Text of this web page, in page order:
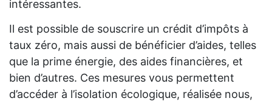
intéressantes.
Il est possible de souscrire un crédit d’impôts à
taux zéro, mais aussi de bénéficier d’aides, telles
que la prime énergie, des aides financières, et
bien d’autres. Ces mesures vous permettent
d’accéder à l’isolation écologique, réalisée nous,